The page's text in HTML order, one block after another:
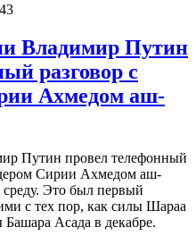
Владимир Путин
разговор с
Ахмедом аш-
Путин провел телефонный
Сирии Ахмедом аш-
Это был первый
с тех пор, как силы Шараа
Асада в декабре.